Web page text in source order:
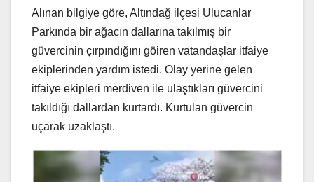
Alınan bilgiye göre, Altındağ ilçesi Ulucanlar
Parkında bir ağacın dallarına takılmış bir
güvercinin çırpındığını göiren vatandaşlar itfaiye
ekiplerinden yardım istedi. Olay yerine gelen
itfaiye ekipleri merdiven ile ulaştıkları güvercini
takıldığı dallardan kurtardı. Kurtulan güvercin
uçarak uzaklaştı.